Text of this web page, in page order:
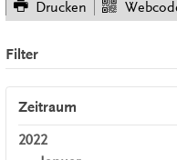
Drucken
Filter
Zeitraum
2022